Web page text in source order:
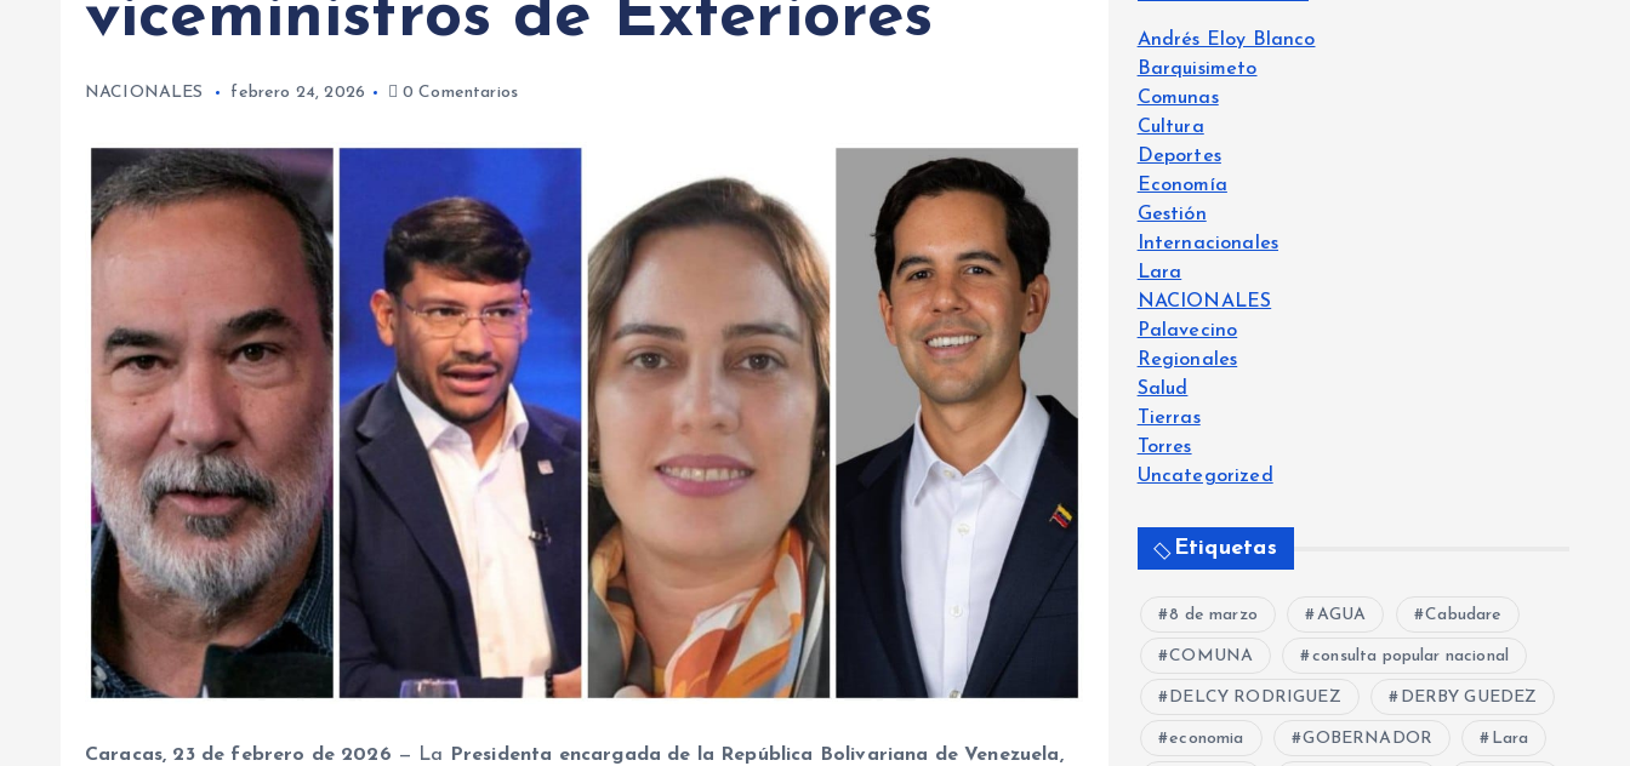
viceministros de Exteriores
NACIONALES febrero 24, 2026 0 Comentarios
Caracas, 23 de febrero de 2026 — La
Presidenta encargada de la República Bolivariana de Venezuela,
Andrés Eloy Blanco
Barquisimeto
Comunas
Cultura
Deportes
Economía
Gestión
Internacionales
Lara
NACIONALES
Palavecino
Regionales
Salud
Tierras
Torres
Uncategorized
Etiquetas
8 de marzo AGUA Cabudare
COMUNA consulta popular nacional
DELCY RODRIGUEZ DERBY GUEDEZ
economia GOBERNADOR Lara